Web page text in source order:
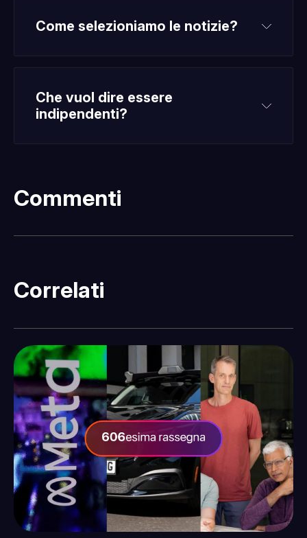
Come selezioniamo le notizie?
Che vuol dire essere
indipendenti?
Commenti
Correlati